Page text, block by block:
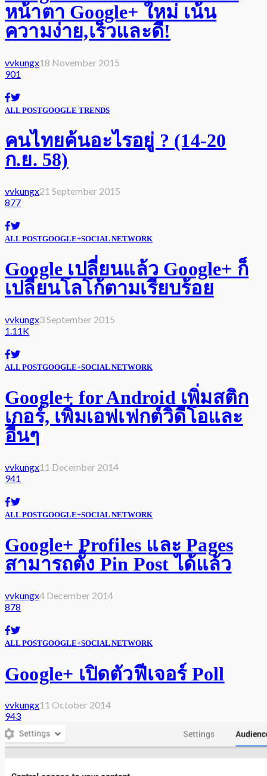
หน้าตา Google+ ใหม่ เน้น
ความง่าย,เร็วและดี!
vvkungx18 November 2015
901
ALL POSTGOOGLE TRENDS
คนไทยค้นอะไรอยู่ ? (14-20
ก.ย. 58)
vvkungx21 September 2015
877
ALL POSTGOOGLE+SOCIAL NETWORK
Google เปลี่ยนแล้ว Google+ ก็
เปลี่ยนโลโก้ตามเรียบร้อย
vvkungx3 September 2015
1.11K
ALL POSTGOOGLE+SOCIAL NETWORK
Google+ for Android เพิ่มสติก
เกอร์, เพิ่มเอฟเฟกต์วิดีโอและ
อื่นๆ
vvkungx11 December 2014
941
ALL POSTGOOGLE+SOCIAL NETWORK
Google+ Profiles และ Pages
สามารถตั้ง Pin Post ได้แล้ว
vvkungx4 December 2014
878
ALL POSTGOOGLE+SOCIAL NETWORK
Google+ เปิดตัวฟีเจอร์ Poll
vvkungx11 October 2014
943